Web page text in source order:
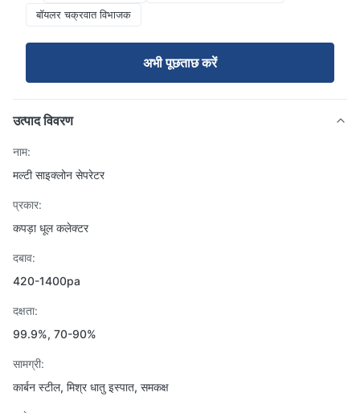
बॉयलर चक्रवात विभाजक
अभी पूछताछ करें
उत्पाद विवरण
नाम:
मल्टी साइक्लोन सेपरेटर
प्रकार:
कपड़ा धूल कलेक्टर
दबाव:
420-1400pa
दक्षता:
99.9%, 70-90%
सामग्री:
कार्बन स्टील, मिश्र धातु इस्पात, समकक्ष